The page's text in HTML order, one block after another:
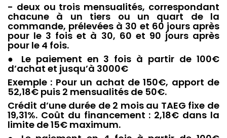
- deux ou trois mensualités, correspondant
chacune à un tiers ou un quart de la
commande, prélevées à 30 et 60 jours après
pour le 3 fois et à 30, 60 et 90 jours après
pour le 4 fois.
● Le paiement en 3 fois à partir de 100€
d’achat et jusqu’à 3000€
Exemple : Pour un achat de 150€, apport de
52,18€ puis 2 mensualités de 50€.
Crédit d’une durée de 2 mois au TAEG fixe de
19,31%. Coût du financement : 2,18€ dans la
limite de 15€ maximum.